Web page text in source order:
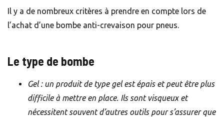
Il y a de nombreux critères à prendre en compte lors de
l’achat d’une bombe anti-crevaison pour pneus.
Le type de bombe
Gel : un produit de type gel est épais et peut être plus
difficile à mettre en place. Ils sont visqueux et
nécessitent souvent d’autres outils pour s’assurer que